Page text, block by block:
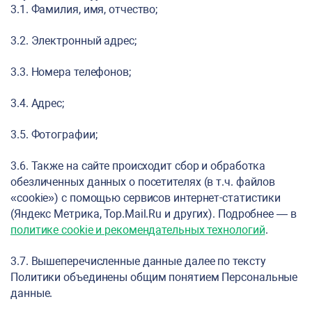
3.1. Фамилия, имя, отчество;
3.2. Электронный адрес;
3.3. Номера телефонов;
3.4. Адрес;
3.5. Фотографии;
3.6. Также на сайте происходит сбор и обработка
обезличенных данных о посетителях (в т.ч. файлов
«cookie») с помощью сервисов интернет-статистики
(Яндекс Метрика, Top.Mail.Ru и других). Подробнее — в
политике cookie и рекомендательных технологий.
3.7. Вышеперечисленные данные далее по тексту
Политики объединены общим понятием Персональные
данные.